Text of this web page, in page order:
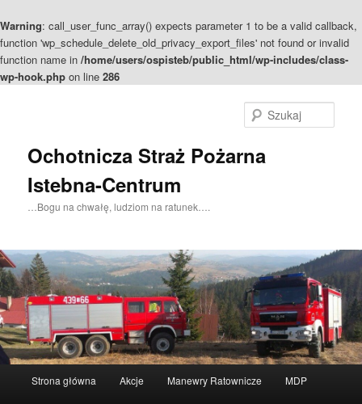
Warning: call_user_func_array() expects parameter 1 to be a valid callback,
function 'wp_schedule_delete_old_privacy_export_files' not found or invalid
function name in /home/users/ospisteb/public_html/wp-includes/class-
wp-hook.php on line 286
Ochotnicza Straż Pożarna
Istebna-Centrum
…Bogu na chwałę, ludziom na ratunek….
Przeskocz
Strona główna Akcje Manewry Ratownicze MDP